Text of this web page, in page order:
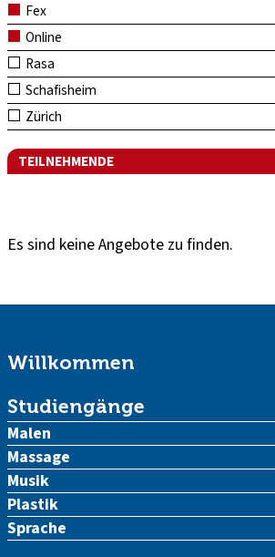
Fex
Online
Rasa
Schafisheim
Zürich
TEILNEHMENDE
Es sind keine Angebote zu finden.
Willkommen
Studiengänge
Malen
Massage
Musik
Plastik
Sprache